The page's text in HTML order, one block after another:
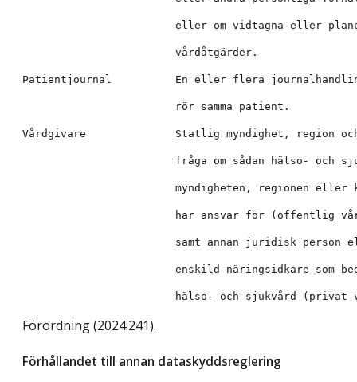
Förordning (2024:241).
Förhållandet till annan dataskyddsreglering